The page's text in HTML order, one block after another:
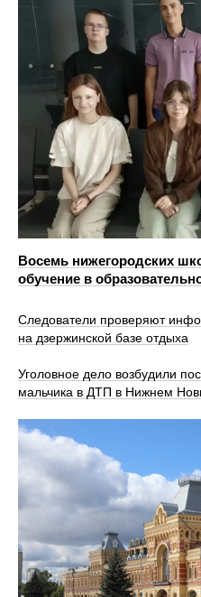
Восемь нижегородских
обучение в
Следователи проверяют
на дзержинской базе отдыха
Уголовное дело возбудили
мальчика в ДТП в Нижнем